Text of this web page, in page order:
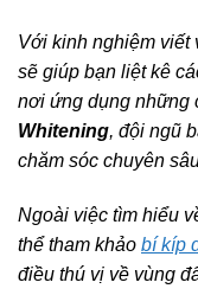
Với kinh nghiệm viết
sẽ giúp bạn liệt kê
nơi ứng dụng những
Whitening, đội ngũ
chăm sóc chuyên
Ngoài việc tìm hiểu
thể tham khảo bí kíp
điều thú vị về vùng